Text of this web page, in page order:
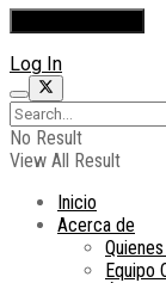
Log In
No Result
View All Result
Inicio
Acerca de
Equipo